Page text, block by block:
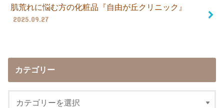
肌荒れに悩む方の化粧品『自由が丘クリニック』
2025.09.27
カテゴリー